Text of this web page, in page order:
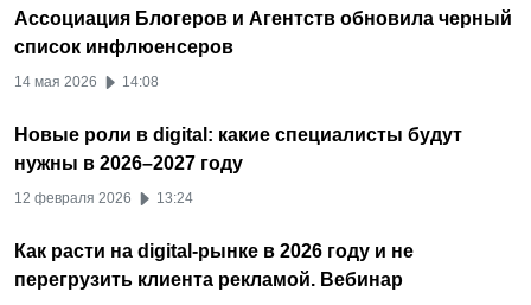
Ассоциация Блогеров и Агентств обновила черный
список инфлюенсеров
14 мая 2026 14:08
Новые роли в digital: какие специалисты будут
нужны в 2026–2027 году
12 февраля 2026 13:24
Как расти на digital-рынке в 2026 году и не
перегрузить клиента рекламой. Вебинар